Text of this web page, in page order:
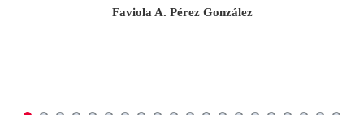
Faviola A. Pérez González